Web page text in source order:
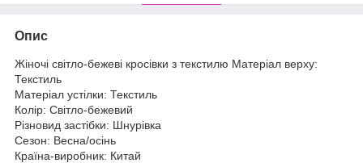
Опис
Жіночі світло-бежеві кросівки з текстилю Матеріал верху:
Текстиль
Матеріал устілки: Текстиль
Колір: Світло-бежевий
Різновид застібки: Шнурівка
Сезон: Весна/осінь
Країна-виробник: Китай